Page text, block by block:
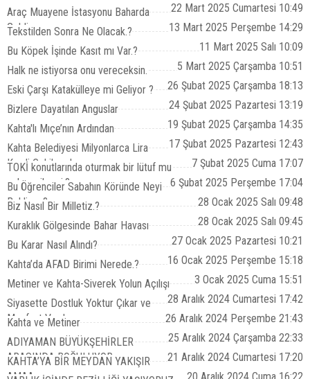
22 Mart 2025 Cumartesi 10:49
Araç Muayene İstasyonu Baharda
Geldi.
13 Mart 2025 Perşembe 14:29
Tekstilden Sonra Ne Olacak.?
11 Mart 2025 Salı 10:09
Bu Köpek İşinde Kasıt mı Var.?
5 Mart 2025 Çarşamba 10:51
Halk ne istiyorsa onu vereceksin.
26 Şubat 2025 Çarşamba 18:13
Eski Çarşı Katakülleye mi Geliyor ?
24 Şubat 2025 Pazartesi 13:19
Bizlere Dayatılan Anguslar
19 Şubat 2025 Çarşamba 14:35
Kahta'lı Mıçe’nın Ardından
17 Şubat 2025 Pazartesi 12:43
Kahta Belediyesi Milyonlarca Lira
Kredi Çekilecek
7 Şubat 2025 Cuma 17:07
TOKİ konutlarında oturmak bir lütuf mu
yoksa çile mi.?
6 Şubat 2025 Perşembe 17:04
Bu Öğrenciler Sabahın Köründe Neyi
Bekliyor.?
28 Ocak 2025 Salı 09:48
Biz Nasıl Bir Milletiz.?
28 Ocak 2025 Salı 09:45
Kuraklık Gölgesinde Bahar Havası
27 Ocak 2025 Pazartesi 10:21
Bu Karar Nasıl Alındı?
16 Ocak 2025 Perşembe 15:18
Kahta’da AFAD Birimi Nerede.?
3 Ocak 2025 Cuma 15:51
Metiner ve Kahta-Siverek Yolun Açılışı
28 Aralık 2024 Cumartesi 17:42
Siyasette Dostluk Yoktur Çıkar ve
Menfaat Vardır
26 Aralık 2024 Perşembe 21:43
Kahta ve Metiner
25 Aralık 2024 Çarşamba 22:33
ADIYAMAN BÜYÜKŞEHİRLER
ARASINDA BOĞULUYOR
21 Aralık 2024 Cumartesi 17:20
KAHTA’YA BİR MEYDAN YAKIŞIR